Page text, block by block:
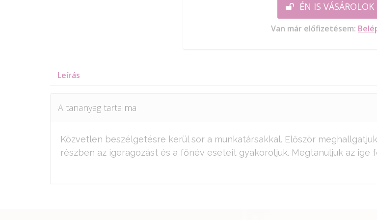
ÉN IS VÁSÁROLOK
Van már előfizetésem:
Leírás
A tananyag tartalma
Közvetlen beszélgetésre kerül sor a munkatársakkal. Először
részben az igeragozást és a főnév eseteit gyakoroljuk. Megtanuljuk az ige